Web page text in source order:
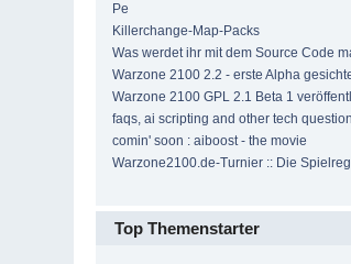
Pe
Killerchange-Map-Packs
Was werdet ihr mit dem Source Code
Warzone 2100 2.2 - erste Alpha
Warzone 2100 GPL 2.1 Beta 1
faqs, ai scripting and other tech
comin' soon : aiboost - the movie
Warzone2100.de-Turnier :: Die
Top Themenstarter